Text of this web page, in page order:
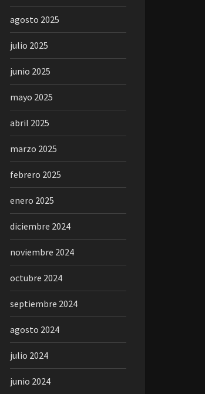
agosto 2025
julio 2025
junio 2025
mayo 2025
abril 2025
marzo 2025
febrero 2025
enero 2025
diciembre 2024
noviembre 2024
octubre 2024
septiembre 2024
agosto 2024
julio 2024
junio 2024